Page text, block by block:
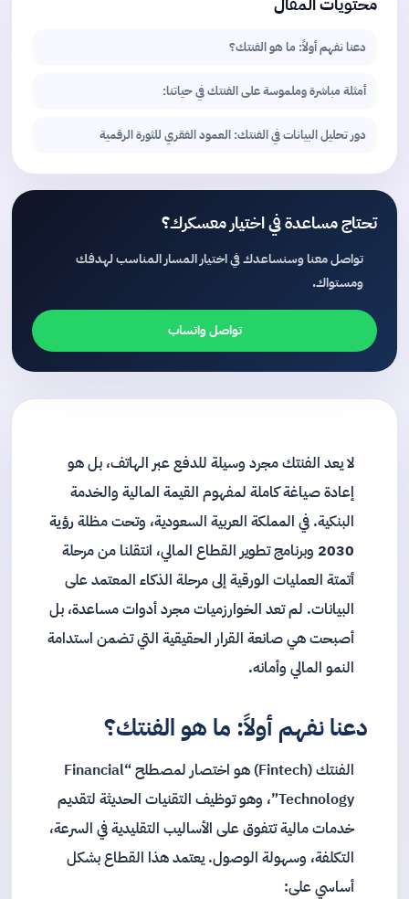
دعنا نفهم أولاً: ما هو الفنتك؟
أمثلة مباشرة وملموسة على الفنتك في حياتنا:
دور تحليل البيانات في الفنتك: العمود الفقري للثورة الرقمية
تحتاج مساعدة في اختيار معسكرك؟
تواصل معنا وسنساعدك في اختيار المسار المناسب لهدفك
ومستواك.
تواصل واتساب
لا يعد الفنتك مجرد وسيلة للدفع عبر الهاتف، بل هو
إعادة صياغة كاملة لمفهوم القيمة المالية والخدمة
البنكية. في المملكة العربية السعودية، وتحت مظلةرؤية
2030 وبرنامج تطوير القطاع المالي، انتقلنا من مرحلة
أتمتة العمليات الورقية إلى مرحلة الذكاء المعتمد على
البيانات. لم تعد الخوارزميات مجرد أدوات مساعدة، بل
أصبحت هي صانعة القرار الحقيقية التي تضمن استدامة
النمو المالي وأمانه.
دعنا نفهم أولاً: ما هو الفنتك؟
الفنتك (Fintech) هو اختصار لمصطلح “Financial
Technology”، وهو توظيف التقنيات الحديثة لتقديم
خدمات مالية تتفوق على الأساليب التقليدية في السرعة،
التكلفة، وسهولة الوصول. يعتمد هذا القطاع بشكل
أساسي على: